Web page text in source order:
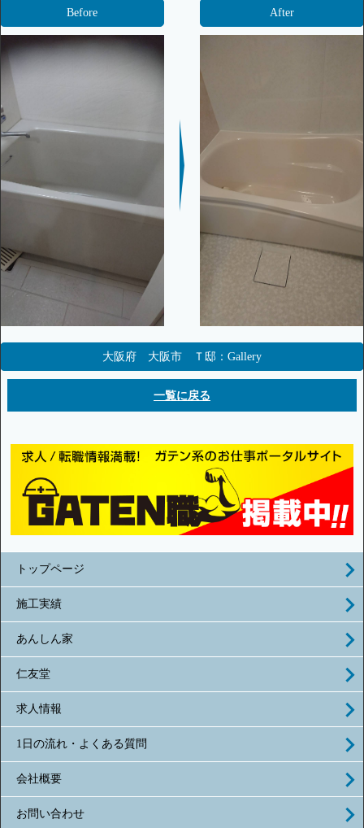
Before After
大阪府 大阪市 Ｔ邸：Gallery
一覧に戻る
トップページ
施工実績
あんしん家
仁友堂
求人情報
1日の流れ・よくある質問
会社概要
お問い合わせ